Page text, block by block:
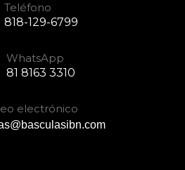
Teléfono
818-129-6799
WhatsApp
81 8163 3310
electrónico